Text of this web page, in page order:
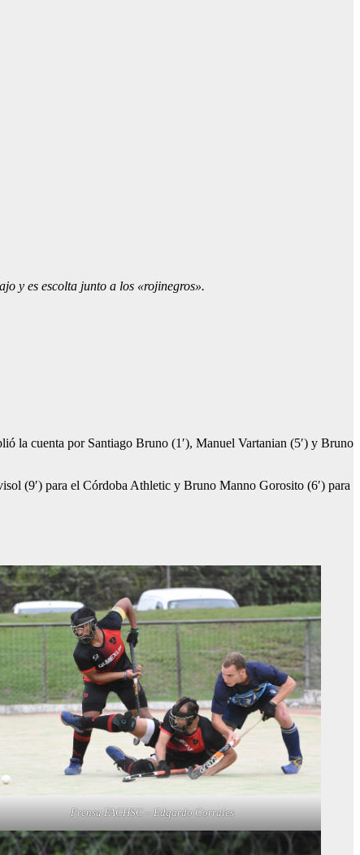
y es escolta junto a los «rojinegros».
la cuenta por Santiago Bruno (1′), Manuel Vartanian (5′) y Bruno
(9′) para el Córdoba Athletic y Bruno Manno Gorosito (6′) para
Prensa FACHSC – Edgardo Corrales